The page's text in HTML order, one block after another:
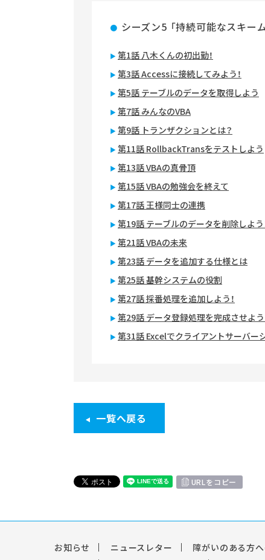
シーズン5 「持続可能なスキー
第1話 八木くんの初出勤！
第3話 Accessに接続してみよう！
第5話 テーブルのデータを取得しよう
第7話 みんなのVBA
第9話 トランザクションとは？
第11話 RollbackTransをテストしよう
第13話 VBAの真骨頂
第15話 VBAの勉強会を終えて
第17話 王様同士の連携
第19話 テーブルのデータを削除しよう
第21話 VBAの未来
第23話 データを追加する仕様とは
第25話 基幹システムの役割
第27話 採番処理を追加しよう！
第29話 データ登録処理を完成させよう
第31話 Excelでクライアントサーバー
一覧へ戻る
URLをコピー
お知らせ ニュースレター 障がいのある方